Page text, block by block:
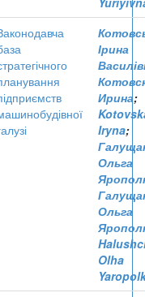
Ірина
Ирина;
Iryna;
Ольга
Ольга
Olha